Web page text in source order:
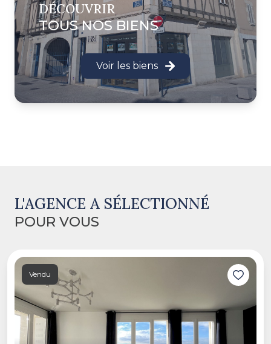
DÉCOUVRIR
TOUS NOS BIENS
Voir les biens
L'AGENCE A SÉLECTIONNÉ
POUR VOUS
Vendu